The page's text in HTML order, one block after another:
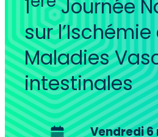
1
Journée
sur
Maladies
intestinales
Vendredi 6